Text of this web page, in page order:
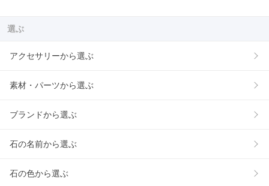
選ぶ
アクセサリーから選ぶ
素材・パーツから選ぶ
ブランドから選ぶ
石の名前から選ぶ
石の色から選ぶ